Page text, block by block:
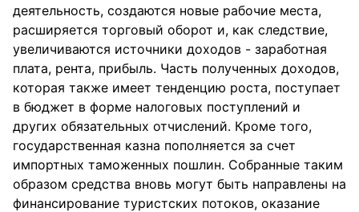
деятельность, создаются новые рабочие места,
расширяется торговый оборот и, как следствие,
увеличиваются источники доходов - заработная
плата, рента, прибыль. Часть полученных доходов,
которая также имеет тенденцию роста, поступает
в бюджет в форме налоговых поступлений и
других обязательных отчислений. Кроме того,
государственная казна пополняется за счет
импортных таможенных пошлин. Собранные таким
образом средства вновь могут быть направлены на
финансирование туристских потоков, оказание